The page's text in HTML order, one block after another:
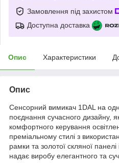
Замовлення під захистом
Доступна доставка
Опис Характеристики
Опис
Сенсорний вимикач 1DAL на
поєднання сучасного дизайну,
комфортного керування
преміальному стилі з
рамки та золотої скляної
надає виробу елегантного та